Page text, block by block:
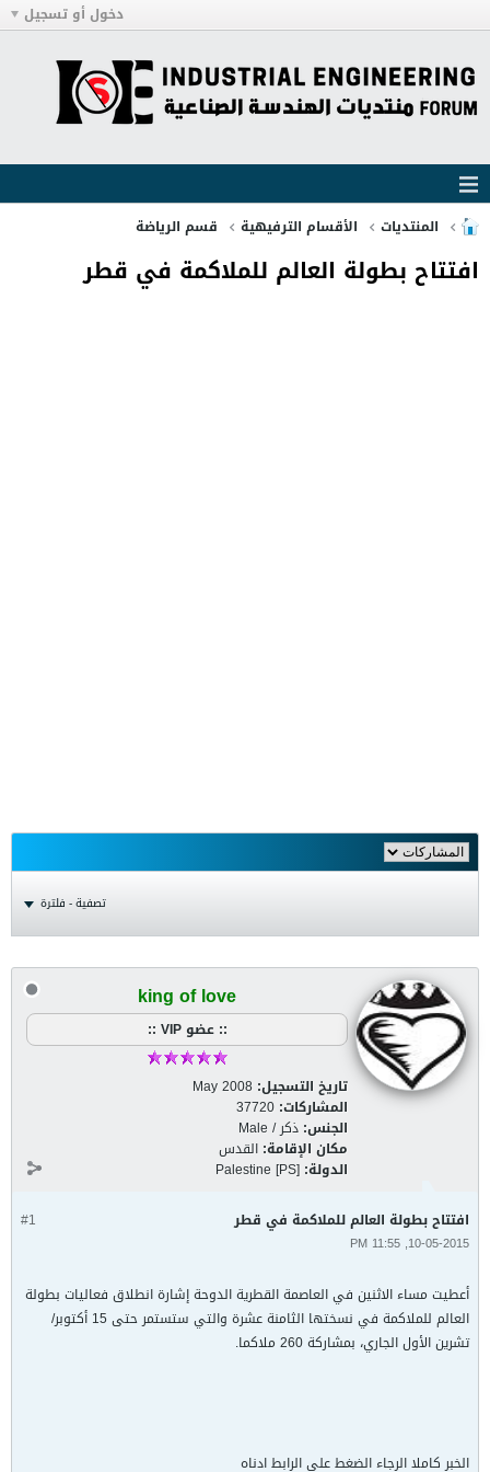
دخول أو تسجيل
المنتديات الأقسام الترفيهية قسم الرياضة
افتتاح بطولة العالم للملاكمة في قطر
تصفية - فلترة
king of love
:: عضو VIP ::
تاريخ التسجيل: May 2008
المشاركات: 37720
الجنس: ذكر / Male
مكان الإقامة: القدس
الدولة: Palestine [PS]
#1 افتتاح بطولة العالم للملاكمة في قطر
10-05-2015, 11:55 PM
أعطيت مساء الاثنين في العاصمة القطرية الدوحة إشارة انطلاق فعاليات بطولة
العالم للملاكمة في نسختها الثامنة عشرة والتي ستستمر حتى 15 أكتوبر/
تشرين الأول الجاري، بمشاركة 260 ملاكما.
الخبر كاملا الرجاء الضغط على الرابط ادناه